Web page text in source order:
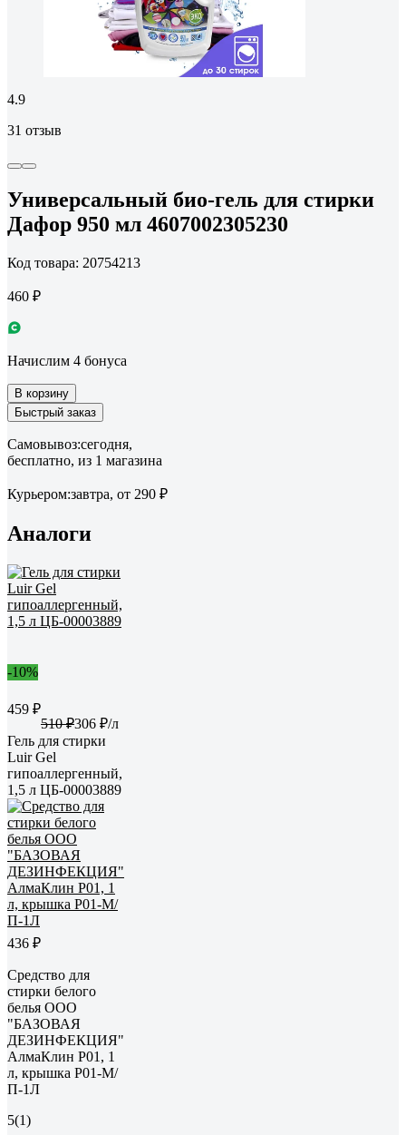
4.9
31 отзыв
Универсальный био-гель для стирки
Дафор 950 мл 4607002305230
Код товара: 20754213
460 ₽
Начислим 4 бонуса
В корзину
Быстрый заказ
Самовывоз:сегодня,
бесплатно, из 1 магазина
Курьером:завтра, от 290 ₽
Аналоги
-10%
459 ₽
510 ₽306 ₽/л
Гель для стирки
Luir Gel
гипоаллергенный,
1,5 л ЦБ-00003889
436 ₽
Средство для
стирки белого
белья ООО
"БАЗОВАЯ
ДЕЗИНФЕКЦИЯ"
АлмаКлин P01, 1
л, крышка P01-М/
П-1Л
5(1)